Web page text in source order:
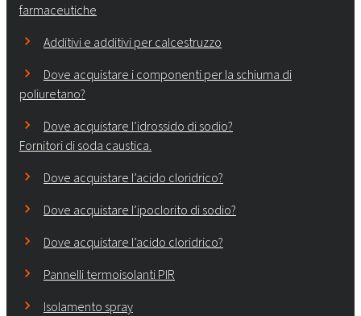
farmaceutiche
Additivi e additivi per calcestruzzo
Dove acquistare i componenti per la schiuma di
poliuretano?
Dove acquistare l’idrossido di sodio?
Fornitori di soda caustica.
Dove acquistare l’acido cloridrico?
Dove acquistare l’ipoclorito di sodio?
Dove acquistare l’acido cloridrico?
Pannelli termoisolanti PIR
Isolamento spray